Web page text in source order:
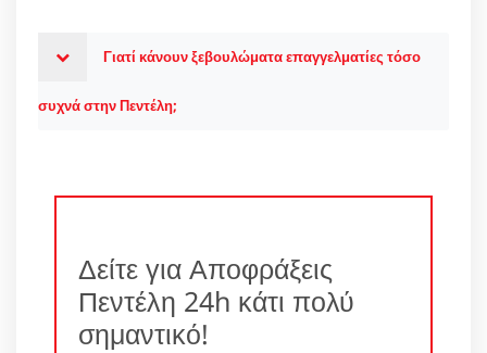
Γιατί κάνουν ξεβουλώματα επαγγελματίες τόσο
συχνά στην Πεντέλη;
Δείτε για Αποφράξεις
Πεντέλη 24h κάτι πολύ
σημαντικό!